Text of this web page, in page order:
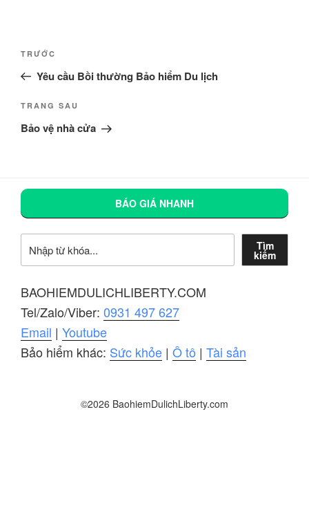
Điều
bài
viết
Bài
cũ
TRƯỚC
Yêu cầu Bồi thường Bảo hiểm Du lịch
Bài
tiếp
TRANG SAU
Bảo vệ nhà cửa
BÁO GIÁ NHANH
Tìm
kiếm
BAOHIEMDULICHLIBERTY.COM
Tel/Zalo/Viber: 0931 497 627
Email | Youtube
Bảo hiểm khác: Sức khỏe | Ô tô | Tài sản
©2026 BaohiemDulichLiberty.com